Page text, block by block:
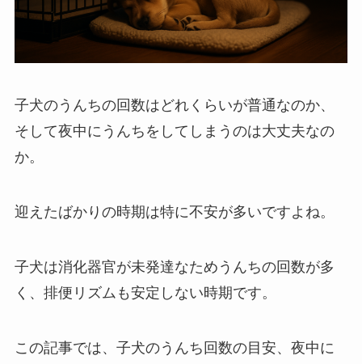
子犬のうんちの回数はどれくらいが普通なのか、
そして夜中にうんちをしてしまうのは大丈夫なの
か。
迎えたばかりの時期は特に不安が多いですよね。
子犬は消化器官が未発達なためうんちの回数が多
く、排便リズムも安定しない時期です。
この記事では、子犬のうんち回数の目安、夜中に